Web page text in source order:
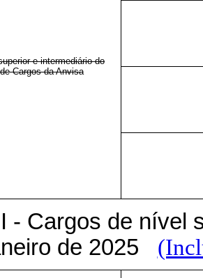
e intermediário do
Cargos da Anvisa
- Cargos de nível
de 2025